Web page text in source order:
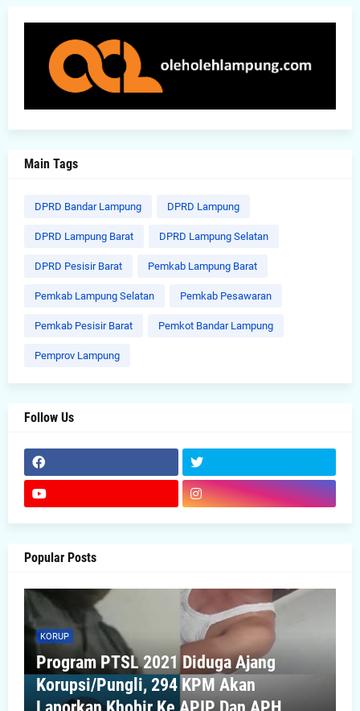
Main Tags
DPRD Bandar Lampung DPRD Lampung
DPRD Lampung Barat DPRD Lampung Selatan
DPRD Pesisir Barat Pemkab Lampung Barat
Pemkab Lampung Selatan Pemkab Pesawaran
Pemkab Pesisir Barat Pemkot Bandar Lampung
Pemprov Lampung
Follow Us
Popular Posts
KORUP
Program PTSL 2021 Diduga Ajang
Korupsi/Pungli, 294 KPM Akan